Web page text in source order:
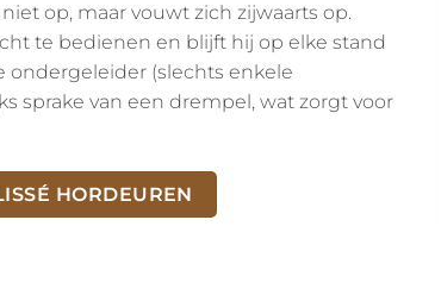
op, maar vouwt zich zijwaarts op.
te bedienen en blijft hij op elke stand
ondergeleider (slechts enkele
sprake van een drempel, wat zorgt voor
HORDEUREN